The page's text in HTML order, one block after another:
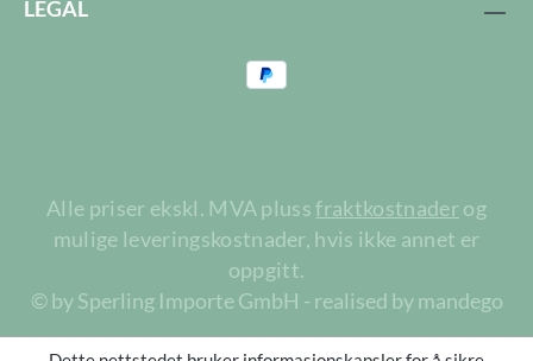
LEGAL
Alle priser ekskl. MVA plussfraktkostnaderog
mulige leveringskostnader, hvis ikke annet er
oppgitt.
© by Sperling Importe GmbH - realised by mandego